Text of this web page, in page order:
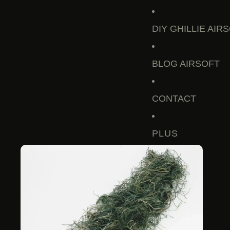
DIY GHILLIE
BLOG AIRSOFT
CONTACT
PLUS